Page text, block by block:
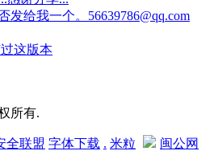
发给我一个。56639786@qq.com
这版本
所有.
全联盟 字体下载 . 米粒
闽公网